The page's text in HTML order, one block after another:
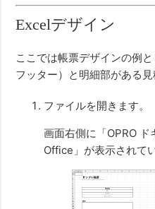
Excelデザイン
ここでは帳票デザインの例
フッター）と明細部がある見
ファイルを開きます。
画面右側に「OPRO
Office」が表示されて